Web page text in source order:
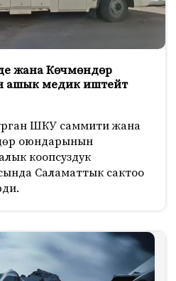
жана Көчмөндөр
ашык медик иштейт
ШКУ саммити жана
оюндарынын
коопсуздук
Саламаттык сактоо